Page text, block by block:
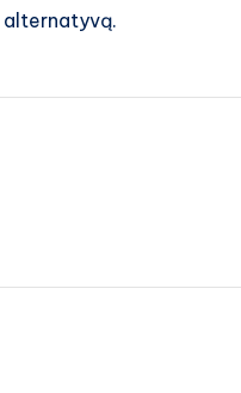
alternatyvą.